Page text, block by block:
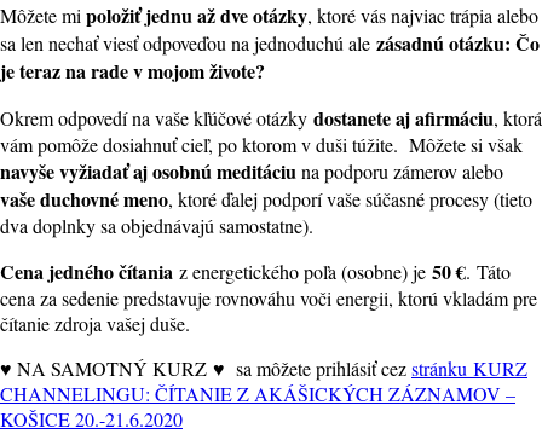
Môžete mi položiť jednu až dve otázky, ktoré vás najviac trápia alebo
sa len nechať viesť odpoveďou na jednoduchú ale zásadnú otázku: Čo
je teraz na rade v mojom živote?
Okrem odpovedí na vaše kľúčové otázky dostanete aj afirmáciu, ktorá
vám pomôže dosiahnuť cieľ, po ktorom v duši túžite. Môžete si však
navyše vyžiadať aj osobnú meditáciuna podporu zámerov alebo
vaše duchovné meno, ktoré ďalej podporí vaše súčasné procesy (tieto
dva doplnky sa objednávajú samostatne).
Cena jedného čítania z energetického poľa (osobne) je 50 €. Táto
cena za sedenie predstavuje rovnováhu voči energii, ktorú vkladám pre
čítanie zdroja vašej duše.
♥ NA SAMOTNÝ KURZ ♥ sa môžete prihlásiť cezstránku KURZ
CHANNELINGU: ČÍTANIE Z AKÁŠICKÝCH ZÁZNAMOV –
KOŠICE 20.-21.6.2020